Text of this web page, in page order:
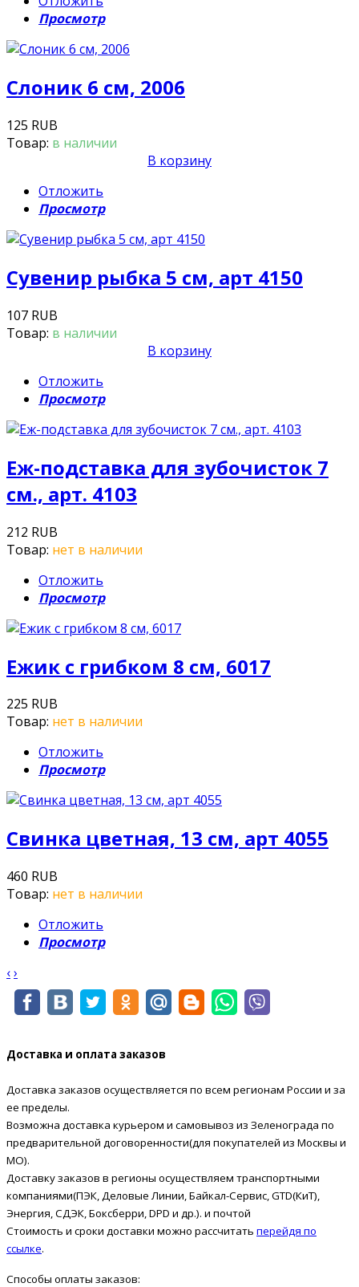
Просмотр
Слоник 6 см, 2006
125 RUB
Товар: в наличии
В корзину
Отложить
Просмотр
Сувенир рыбка 5 см, арт 4150
107 RUB
Товар: в наличии
В корзину
Отложить
Просмотр
Еж-подставка для зубочисток 7
см., арт. 4103
212 RUB
Товар: нет в наличии
Отложить
Просмотр
Ежик с грибком 8 см, 6017
225 RUB
Товар: нет в наличии
Отложить
Просмотр
Свинка цветная, 13 см, арт 4055
460 RUB
Товар: нет в наличии
Отложить
Просмотр
‹›
Доставка и оплата заказов
Доставка заказов осуществляется по всем регионам России и за
ее пределы.
Возможна доставка курьером и самовывоз из Зеленограда по
предварительной договоренности(для покупателей из Москвы и
МО).
Доставку заказов в регионы осуществляем транспортными
компаниями(ПЭК, Деловые Линии, Байкал-Сервис, GTD(КиТ),
Энергия, СДЭК, Боксберри, DPD и др.). и почтой
Стоимость и сроки доставки можно рассчитать перейдя по
ссылке.
Способы оплаты заказов: